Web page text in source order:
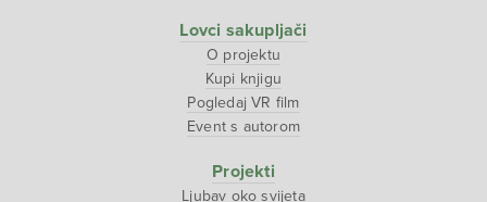
Lovci sakupljači
O projektu
Kupi knjigu
Pogledaj VR film
Event s autorom
Projekti
Ljubav oko svijeta